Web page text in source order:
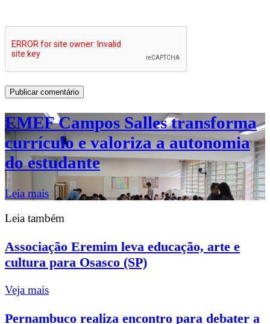
EMEF Campos Salles transforma
currículo e valoriza a autonomia
do estudante
Leia mais
Leia também
Associação Eremim leva educação, arte e
cultura para Osasco (SP)
Veja mais
Pernambuco realiza encontro para debater a